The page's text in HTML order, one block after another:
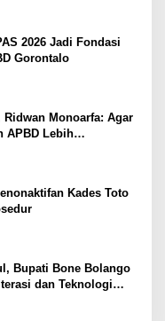
2026 Jadi Fondasi
Gorontalo
Ridwan Monoarfa: Agar
APBD Lebih
Kades Toto
Bupati Bone Bolango
dan Teknologi